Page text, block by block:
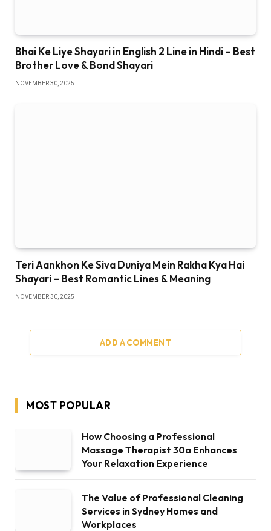
Bhai Ke Liye Shayari in English 2 Line in Hindi – Best
Brother Love & Bond Shayari
NOVEMBER 30, 2025
Teri Aankhon Ke Siva Duniya Mein Rakha Kya Hai
Shayari – Best Romantic Lines & Meaning
NOVEMBER 30, 2025
ADD A COMMENT
MOST POPULAR
How Choosing a Professional
Massage Therapist 30a Enhances
Your Relaxation Experience
The Value of Professional Cleaning
Services in Sydney Homes and
Workplaces